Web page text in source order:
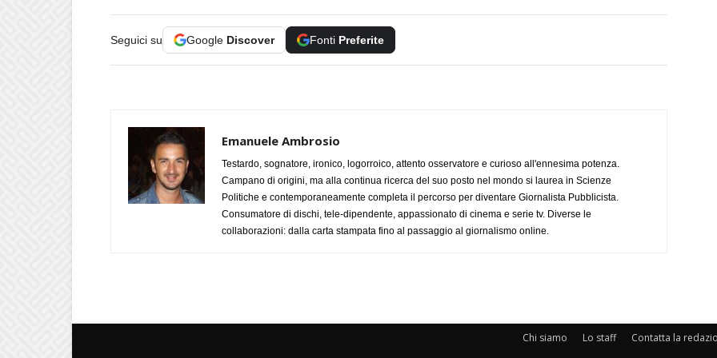
Seguici su Google Discover Fonti Preferite
Emanuele Ambrosio
Testardo, sognatore, ironico, logorroico, attento osservatore e curioso all'ennesima potenza.
Campano di origini, ma alla continua ricerca del suo posto nel mondo si laurea in Scienze
Politiche e contemporaneamente completa il percorso per diventare Giornalista Pubblicista.
Consumatore di dischi, tele-dipendente, appassionato di cinema e serie tv. Diverse le
collaborazioni: dalla carta stampata fino al passaggio al giornalismo online.
Chi siamo Lo staff Contatta la